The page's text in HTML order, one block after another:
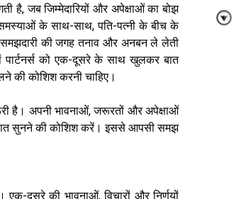
है, जब जिम्मेदारियों और अपेक्षाओं का बोझ
के साथ-साथ, पति-पत्नी के बीच के
की जगह तनाव और अनबन ले लेती
पार्टनर्स को एक-दूसरे के साथ खुलकर बात
की कोशिश करनी चाहिए।
है। अपनी भावनाओं, जरूरतों और अपेक्षाओं
सुनने की कोशिश करें। इससे आपसी समझ
एक-दूसरे की भावनाओं, विचारों और निर्णयों